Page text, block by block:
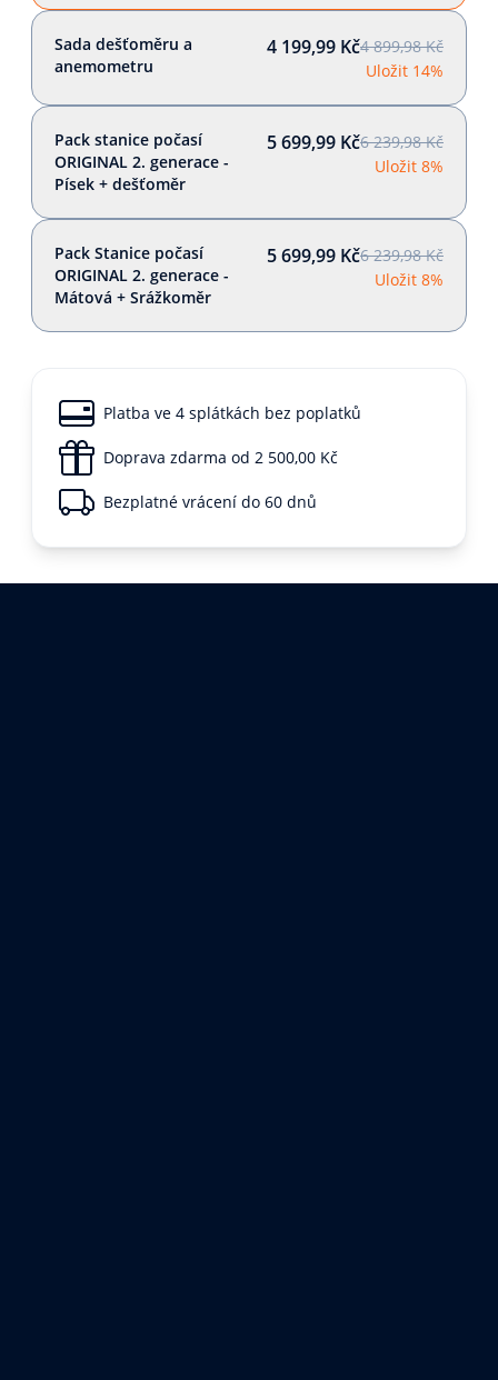
Sada dešťoměru a
anemometru
4 199,99 Kč4 899,98 Kč
Uložit 14%
Pack stanice počasí
ORIGINAL 2. generace -
Písek + dešťoměr
5 699,99 Kč6 239,98 Kč
Uložit 8%
Pack Stanice počasí
ORIGINAL 2. generace -
Mátová + Srážkoměr
5 699,99 Kč6 239,98 Kč
Uložit 8%
Platba ve 4 splátkách bez poplatků
Doprava zdarma od 2 500,00 Kč
Bezplatné vrácení do 60 dnů